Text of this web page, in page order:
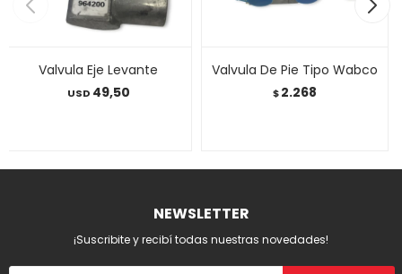
Valvula Eje Levante
USD 49,50
Valvula De Pie Tipo Wabco
$2.268
NEWSLETTER
¡Suscribite y recibí todas nuestras novedades!